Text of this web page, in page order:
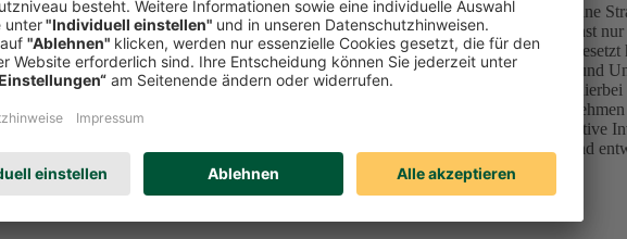
in Unternehmen (Aktien und Unternehmensanleihen) reduziert, die keine
bewerten und nicht nur Emissionswerte zu betrachten, da in der Konsequenz sonst
sich ambitionierte Ziele im Einklang mit den internationalen Klimazielen gesetzt
Unternehmen bzw. Projekte (u.a. Sektoren Utilities, Materials, Energy und
an die Ziele – die von der Ratingagentur ISS ESG überprüft werden – ist
dieses Portfolio der DEVK bis 2050 festgelegt, da sich alle investierten
bis 2040 in den Kapitalanlagen festgelegt.
Für die Assetklassen Alternative
der wir uns in den nächsten Jahren stellen. Für den Immobiliendirektbestand
ausschließen?